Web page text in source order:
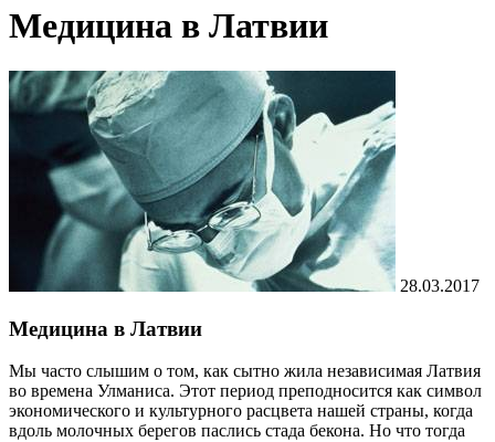
Медицина в Латвии
28.03.2017
Медицина в Латвии
Мы часто слышим о том, как сытно жила независимая Латвия
во времена Улманиса. Этот период преподносится как символ
экономического и культурного расцвета нашей страны, когда
вдоль молочных берегов паслись стада бекона. Но что тогда